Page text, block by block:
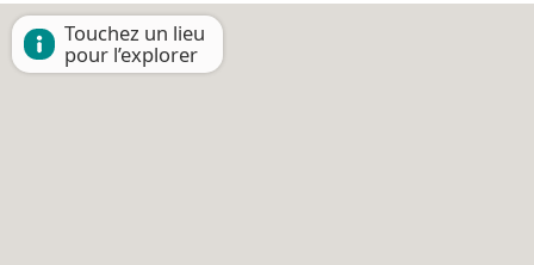
Touchez un lieu
pour l’explorer